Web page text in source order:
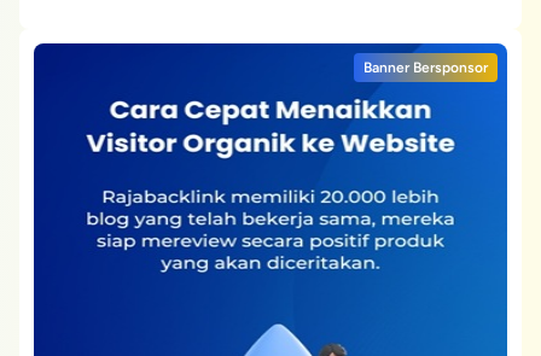
Banner Bersponsor